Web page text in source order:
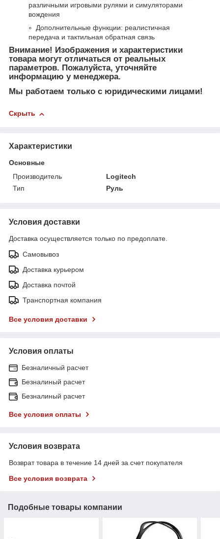
различными игровыми рулями и симуляторами
вождения
Дополнительные функции: реалистичная
передача и тактильная обратная связь
Внимание! Изображения и характеристики
товара могут отличаться от реальных
параметров. Пожалуйста, уточняйте
информацию у менеджера.
Мы работаем только с юридическими лицами!
Скрыть
Характеристики
Основные
Производитель
Logitech
Тип
Руль
Условия доставки
Доставка осуществляется только по предоплате.
Самовывоз
Доставка курьером
Доставка почтой
Транспортная компания
Все условия доставки
Условия оплаты
Безналичный расчет
Безналиный расчет
Безналиный расчет
Все условия оплаты
Условия возврата
Возврат товара в течение 14 дней за счет покупателя
Все условия возврата
Подобные товары компании